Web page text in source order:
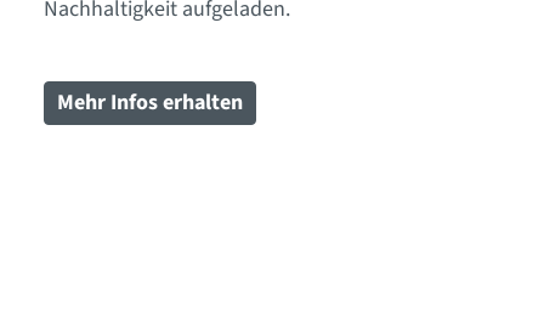
Nachhaltigkeit aufgeladen.
Mehr Infos erhalten